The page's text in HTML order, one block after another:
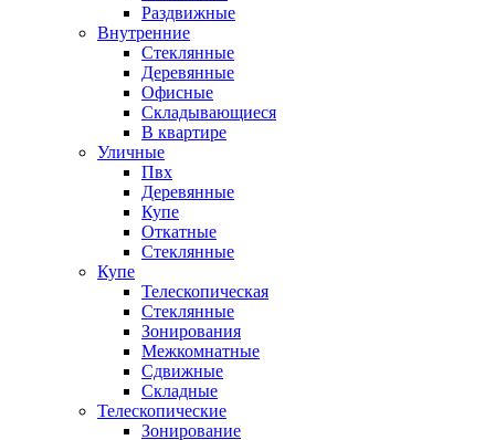
Раздвижные
Внутренние
Стеклянные
Деревянные
Офисные
Складывающиеся
В квартире
Уличные
Пвх
Деревянные
Купе
Откатные
Стеклянные
Купе
Телескопическая
Стеклянные
Зонирования
Межкомнатные
Сдвижные
Складные
Телескопические
Зонирование